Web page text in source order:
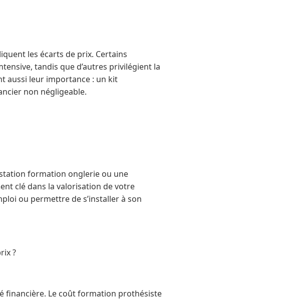
les écarts de prix. Certains
tandis que d’autres privilégient la
aussi leur importance : un kit
non négligeable.
formation onglerie ou une
clé dans la valorisation de votre
ou permettre de s’installer à son
?
financière. Le coût formation prothésiste